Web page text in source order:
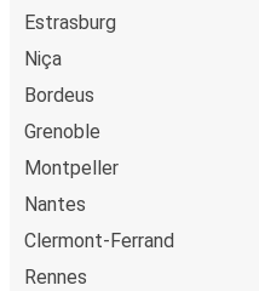
Estrasburg
Niça
Bordeus
Grenoble
Montpeller
Nantes
Clermont-Ferrand
Rennes